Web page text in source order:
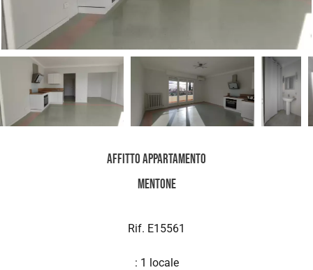
Affitto Appartamento
Mentone
Rif. E15561
: 1 locale